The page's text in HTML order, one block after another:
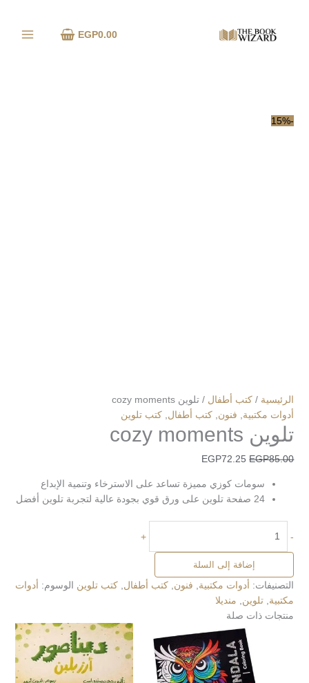
EGP0.00
-15%
الرئيسية / كتب أطفال / تلوين cozy moments
أدوات مكتبية
فنون كتب أطفال كتب تلوين
تلوين cozy moments
EGP85.00
EGP72.25
سومات كوزي مميزة تساعد على الاسترخاء وتنمية الإبداع
24 صفحة تلوين على ورق قوي بجودة عالية لتجربة تلوين أفضل
-
cozy
+
إضافة إلى السلة
التصنيفات: أدوات مكتبية فنون كتب أطفال كتب تلوين الوسوم: أدوات
مكتبية تلوين
منديلا
منتجات ذات صلة